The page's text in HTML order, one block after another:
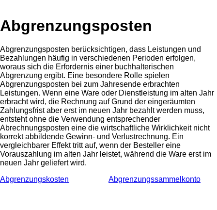
Abgrenzungsposten
Abgrenzungsposten berücksichtigen, dass Leistungen und
Bezahlungen häufig in verschiedenen Perioden erfolgen,
woraus sich die Erfordernis einer buchhalterischen
Abgrenzung ergibt. Eine besondere Rolle spielen
Abgrenzungsposten bei zum Jahresende erbrachten
Leistungen. Wenn eine Ware oder Dienstleistung im alten Jahr
erbracht wird, die Rechnung auf Grund der eingeräumten
Zahlungsfrist aber erst im neuen Jahr bezahlt werden muss,
entsteht ohne die Verwendung entsprechender
Abrechnungsposten eine die wirtschaftliche Wirklichkeit nicht
korrekt abbildende Gewinn- und Verlustrechnung. Ein
vergleichbarer Effekt tritt auf, wenn der Besteller eine
Vorauszahlung im alten Jahr leistet, während die Ware erst im
neuen Jahr geliefert wird.
Abgrenzungskosten
Abgrenzungssammelkonto